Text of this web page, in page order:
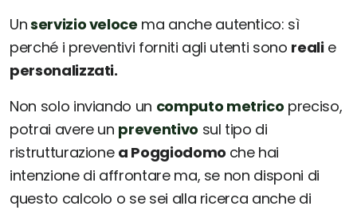
Unservizio veloce ma anche autentico: sì
perché i preventivi forniti agli utenti sono realie
personalizzati.
Non solo inviando un computo metrico preciso,
potrai avere un preventivo sul tipo di
ristrutturazione a Poggiodomo che hai
intenzione di affrontare ma, se non disponi di
questo calcolo o se sei alla ricerca anche di